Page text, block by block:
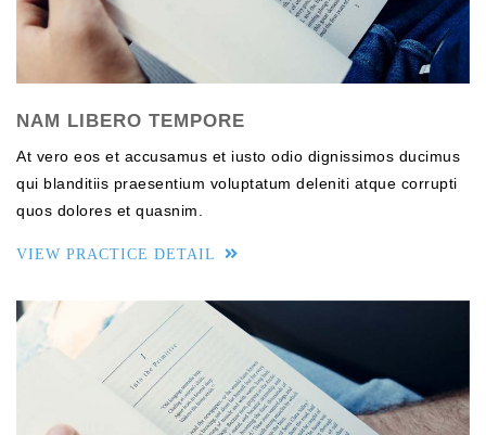
NAM LIBERO TEMPORE
At vero eos et accusamus et iusto odio dignissimos ducimus
qui blanditiis praesentium voluptatum deleniti atque corrupti
quos dolores et quasnim.
VIEW PRACTICE DETAIL